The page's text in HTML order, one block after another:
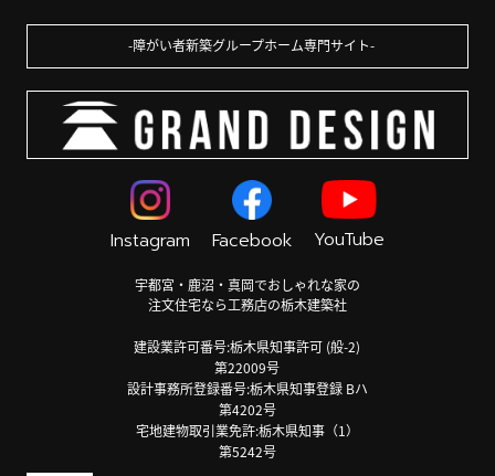
障がい者新築グループホーム専門サイト
Instagram Facebook YouTube
宇都宮・鹿沼・真岡でおしゃれな家の
注文住宅なら工務店の栃木建築社
建設業許可番号:栃木県知事許可 (般-2)
第22009号
設計事務所登録番号:栃木県知事登録 Bハ
第4202号
宅地建物取引業免許:栃木県知事（1）
第5242号